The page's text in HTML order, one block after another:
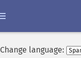
Change language: